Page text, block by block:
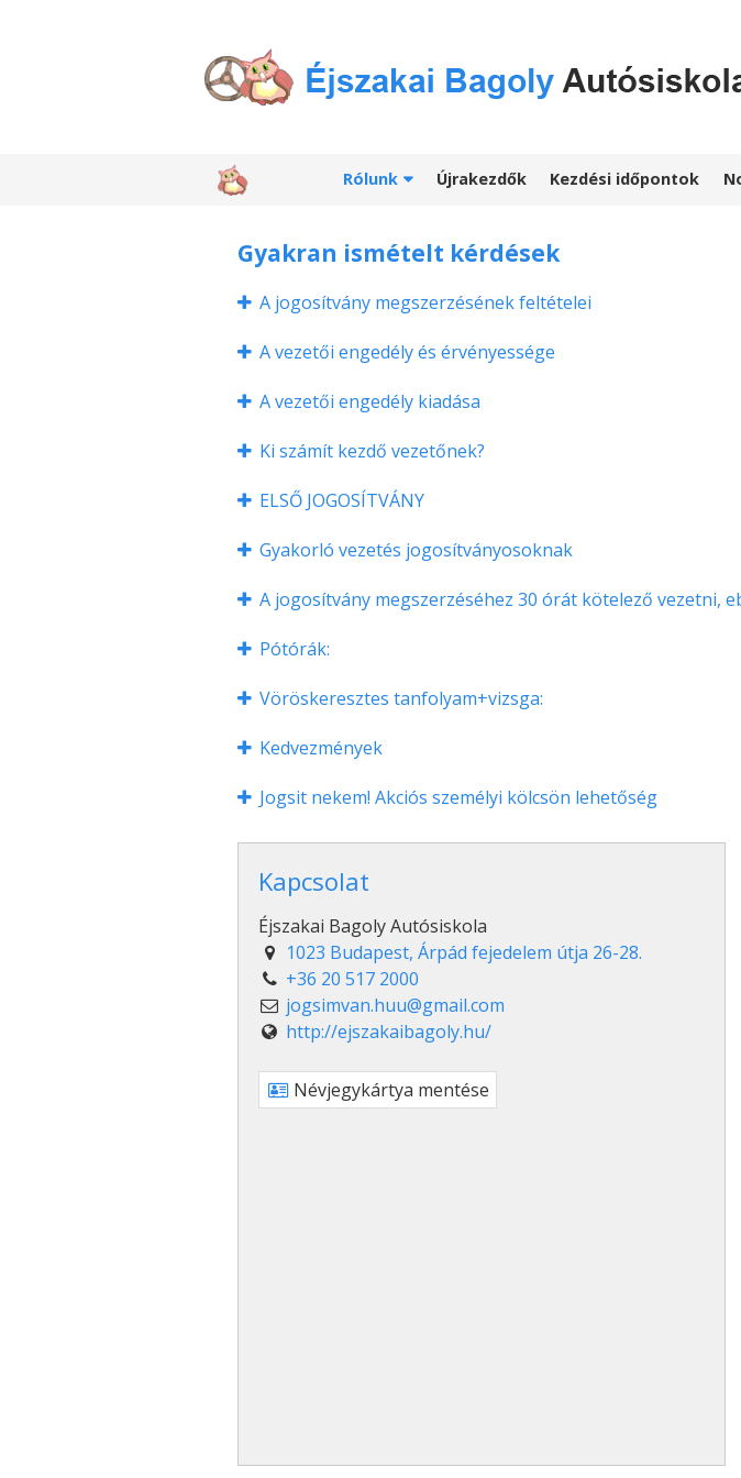
Rólunk Újrakezdők Kezdési időpontok
Gyakran ismételt kérdések
A jogosítvány megszerzésének feltételei
A vezetői engedély és érvényessége
A vezetői engedély kiadása
Ki számít kezdő vezetőnek?
ELSŐ JOGOSÍTVÁNY
Gyakorló vezetés jogosítványosoknak
A jogosítvány megszerzéséhez 30 órát kötelező vezetni,
Pótórák:
Vöröskeresztes tanfolyam+vizsga:
Kedvezmények
Jogsit nekem! Akciós személyi kölcsön lehetőség
Kapcsolat
Éjszakai Bagoly Autósiskola
1023 Budapest, Árpád fejedelem útja 26-28.
+36 20 517 2000
jogsimvan.huu@gmail.com
http://ejszakaibagoly.hu/
Névjegykártya mentése